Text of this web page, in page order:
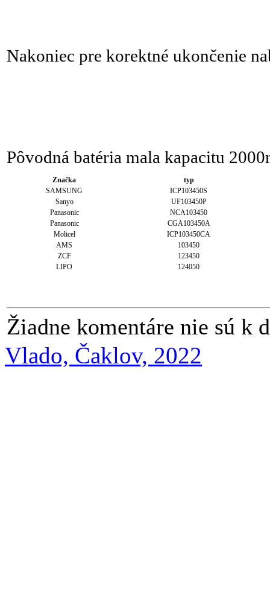
Nakoniec pre korektné ukončenie
Pôvodná batéria mala kapacitu
Značka
typ
SAMSUNG
ICP103450S
Sanyo
UF103450P
Panasonic
NCA103450
Panasonic
CGA103450A
Molicel
ICP103450CA
AMS
103450
ZCF
123450
LIPO
124050
Žiadne komentáre nie sú k
Vlado, Čaklov, 2022